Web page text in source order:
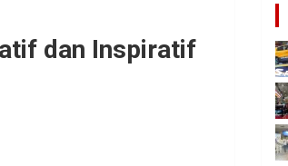
dan Inspiratif